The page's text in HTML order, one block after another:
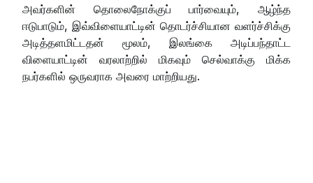
அவர்களின் தொலைநோக்குப் பார்வையும், ஆழ்ந்த
ஈடுபாடும், இவ்விளையாட்டின் தொடர்ச்சியான வளர்ச்சிக்கு
அடித்தளமிட்டதன் மூலம், இலங்கை அடிப்பந்தாட்ட
விளையாட்டின் வரலாற்றில் மிகவும் செல்வாக்கு மிக்க
நபர்களில் ஒருவராக அவரை மாற்றியது.